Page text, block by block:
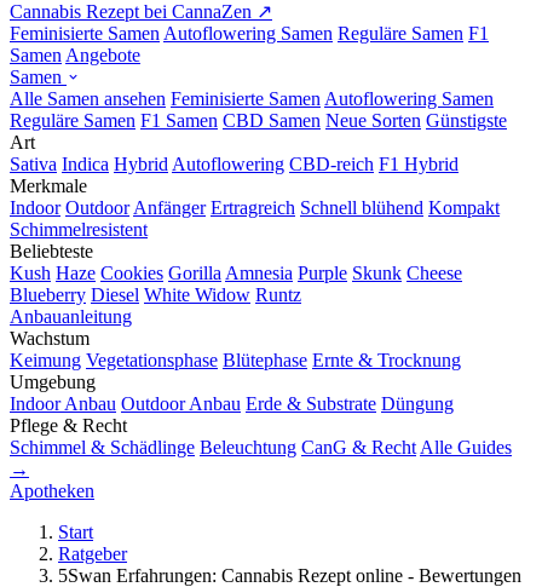
Cannabis Rezept bei CannaZen ↗
Feminisierte Samen Autoflowering Samen Reguläre Samen F1
Samen Angebote
Samen
Alle Samen ansehen Feminisierte Samen Autoflowering Samen
Reguläre Samen F1 Samen CBD Samen Neue Sorten Günstigste
Art
Sativa Indica Hybrid Autoflowering CBD-reich F1 Hybrid
Merkmale
Indoor Outdoor Anfänger Ertragreich Schnell blühend Kompakt
Schimmelresistent
Beliebteste
Kush Haze Cookies Gorilla Amnesia Purple Skunk Cheese
Blueberry Diesel White Widow Runtz
Anbauanleitung
Wachstum
Keimung Vegetationsphase Blütephase Ernte & Trocknung
Umgebung
Indoor Anbau Outdoor Anbau Erde & Substrate Düngung
Pflege & Recht
Schimmel & Schädlinge Beleuchtung CanG & Recht Alle Guides
→
Apotheken
Start
Ratgeber
5Swan Erfahrungen: Cannabis Rezept online - Bewertungen